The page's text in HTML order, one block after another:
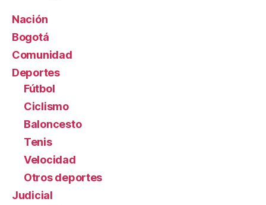
Nación
Bogotá
Comunidad
Deportes
Fútbol
Ciclismo
Baloncesto
Tenis
Velocidad
Otros deportes
Judicial